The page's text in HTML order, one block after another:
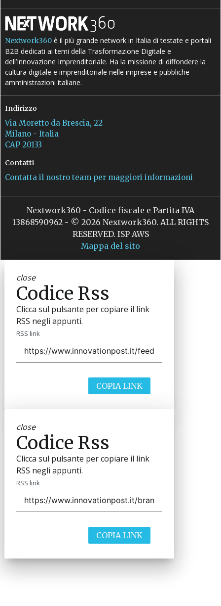
Nextwork360 è il più grande network in Italia di testate e portali
B2B dedicati ai temi della Trasformazione Digitale e
dell’Innovazione Imprenditoriale. Ha la missione di diffondere la
cultura digitale e imprenditoriale nelle imprese e pubbliche
amministrazioni italiane.
Indirizzo
Via Moretto da Brescia, 22
Milano - Italia
CAP 20133
Contatti
Contatta il nostro team per maggiori informazioni
Nextwork360 - Codice fiscale e Partita IVA
13868590962 - © 2026 Nextwork360. ALL RIGHTS
RESERVED. ISP AWS
Mappa del sito
close
Codice Rss
Clicca sul pulsante per copiare il link
RSS negli appunti.
RSS link
COPIA LINK
close
Codice Rss
Clicca sul pulsante per copiare il link
RSS negli appunti.
RSS link
COPIA LINK